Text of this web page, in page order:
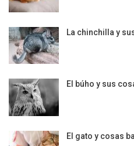
La chinchilla y
El búho y sus
El gato y cosas